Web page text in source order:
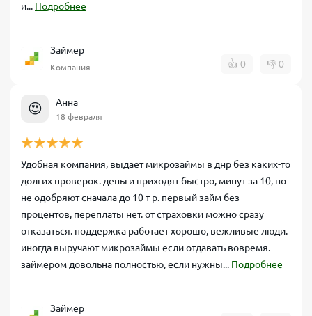
и... Подробнее
Займер
Компания 👍 0 👎 0
😍 Анна
18 февраля
Удобная компания, выдает микрозаймы в днр без каких-то
долгих проверок. деньги приходят быстро, минут за 10, но
не одобряют сначала до 10 т р. первый займ без
процентов, переплаты нет. от страховки можно сразу
отказаться. поддержка работает хорошо, вежливые люди.
иногда выручают микрозаймы если отдавать вовремя.
займером довольна полностью, если нужны... Подробнее
Займер